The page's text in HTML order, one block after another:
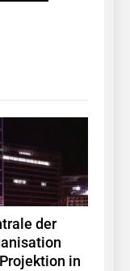
der
in